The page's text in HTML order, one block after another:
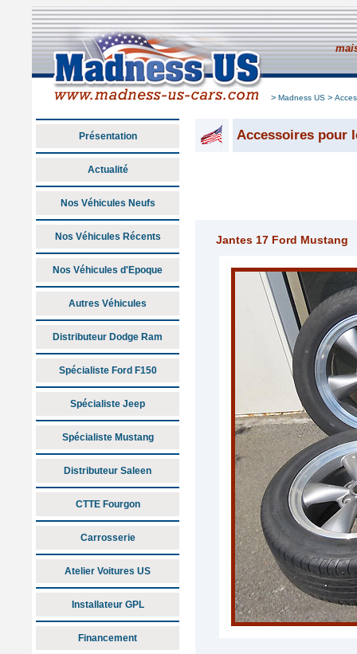
> Madness US >
Présentation
Actualité
Nos Véhicules Neufs
Nos Véhicules Récents
Nos Véhicules d'Epoque
Autres Véhicules
Distributeur Dodge Ram
Spécialiste Ford F150
Spécialiste Jeep
Spécialiste Mustang
Distributeur Saleen
CTTE Fourgon
Carrosserie
Atelier Voitures US
Installateur GPL
Financement
Accessoires pour
Jantes 17 Ford Mustang